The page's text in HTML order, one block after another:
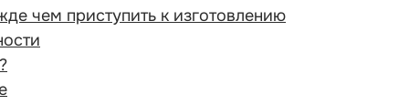
чем приступить к изготовлению